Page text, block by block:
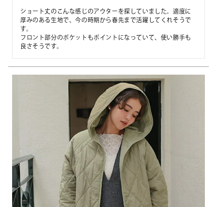
ショート丈のこんな感じのアウターを探していました。適度に
厚みのある生地で、今の時期から春先まで活躍してくれそうで
す。
フロント部分のポケットもポイントになっていて、使い勝手も
良さそうです。